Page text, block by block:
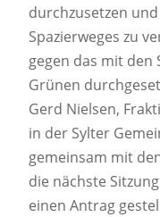
durchzusetzen
Spazierweges zu
gegen das mit den
Grünen
Gerd Nielsen,
in der Sylter
gemeinsam mit
die nächste
einen Antrag